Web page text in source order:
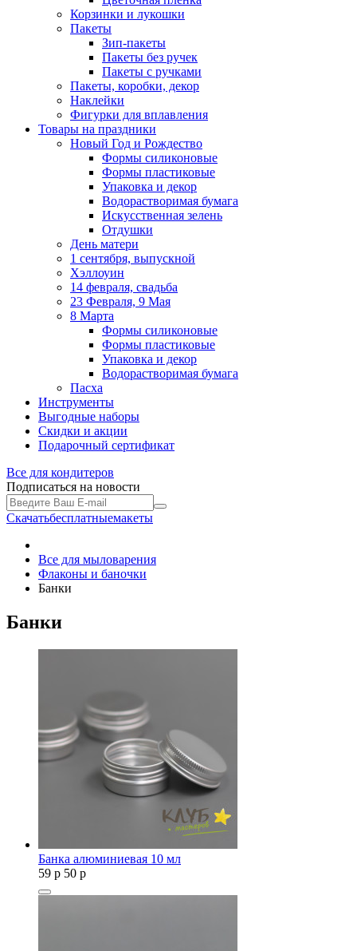
Корзинки и лукошки
Пакеты
Зип-пакеты
Пакеты без ручек
Пакеты с ручками
Пакеты, коробки, декор
Наклейки
Фигурки для вплавления
Товары на праздники
Новый Год и Рождество
Формы силиконовые
Формы пластиковые
Упаковка и декор
Водорастворимая бумага
Искусственная зелень
Отдушки
День матери
1 сентября, выпускной
Хэллоуин
14 февраля, свадьба
23 Февраля, 9 Мая
8 Марта
Формы силиконовые
Формы пластиковые
Упаковка и декор
Водорастворимая бумага
Пасха
Инструменты
Выгодные наборы
Скидки и акции
Подарочный сертификат
Все для кондитеров
Подписаться на новости
Скачатьбесплатныемакеты
Все для мыловарения
Флаконы и баночки
Банки
Банки
Банка алюминиевая 10 мл
59 p 50 p